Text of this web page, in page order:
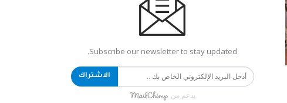
Subscribe our newsletter to stay updated.
الاشتراك
بدعم من